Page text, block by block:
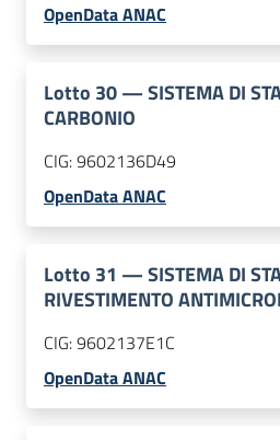
OpenData ANAC
Lotto 30—SISTEMA DI
CARBONIO
CIG:9602136D49
OpenData ANAC
Lotto 31 —SISTEMA DI
RIVESTIMENTO
CIG:9602137E1C
OpenData ANAC